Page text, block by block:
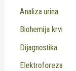
Analiza urina
Biohemija krvi
Dijagnostika
Elektroforeza